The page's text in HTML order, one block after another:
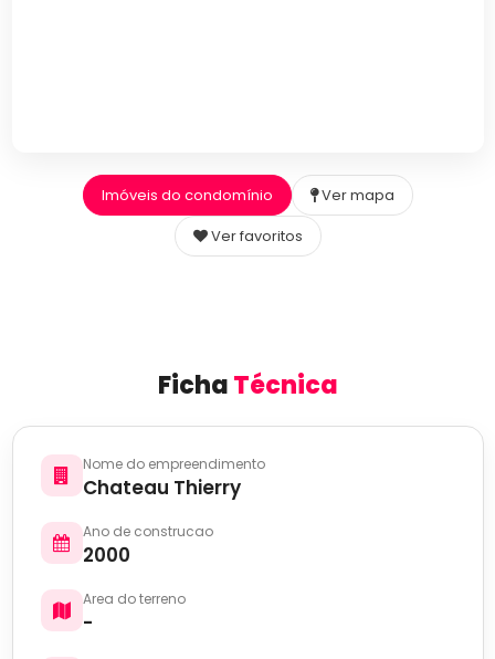
Imóveis do condomínio
Ver mapa
Ver favoritos
FichaTécnica
Nome do empreendimento
Chateau Thierry
Ano de construcao
2000
Area do terreno
-